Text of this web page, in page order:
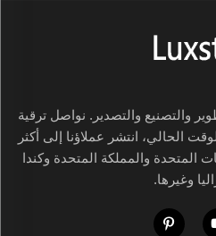
والتصنيع والتصدير. نواصل ترقية
الحالي، انتشر عملاؤنا إلى أكثر
المتحدة والمملكة المتحدة وكندا
وغيرها.